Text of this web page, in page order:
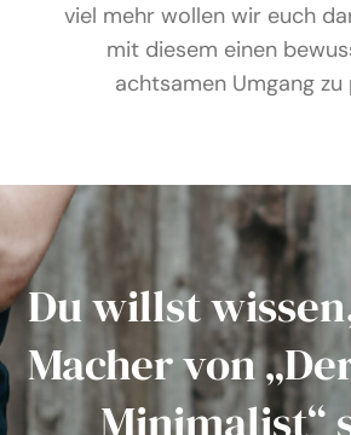
viel mehr wollen wir euch
mit diesem einen
achtsamen Umgang zu
Du willst
Macher von
Minimalist“